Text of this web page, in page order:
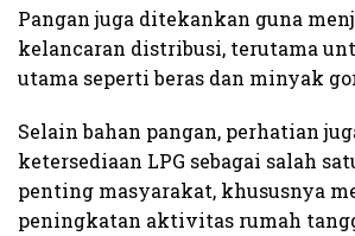
Pangan juga ditekankan guna
kelancaran distribusi, terutama
utama seperti beras dan minyak
Selain bahan pangan, perhatian
ketersediaan LPG sebagai salah
penting masyarakat, khususnya
peningkatan aktivitas rumah